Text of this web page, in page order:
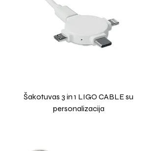
Šakotuvas 3 in 1 LIGO CABLE su
personalizacija